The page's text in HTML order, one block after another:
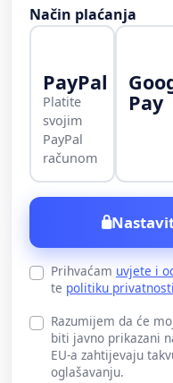
Način plaćanja
PayPal
Platite
svojim
PayPal
računom
Pay
Prihvaćam uvjete i
te politiku privatnosti
Razumijem da će
biti javno prikazani
EU-a zahtijevaju
oglašavanju.